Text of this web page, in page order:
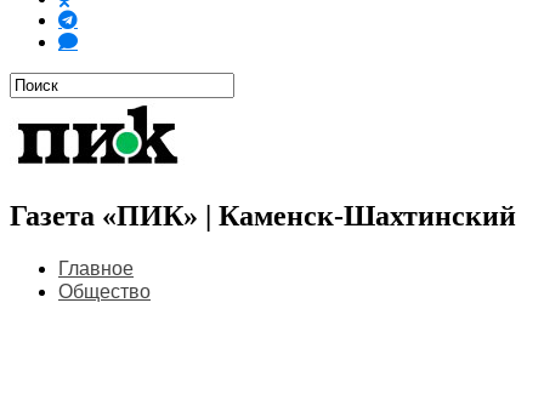
Газета «ПИК» | Каменск-Шахтинский
Главное
Общество